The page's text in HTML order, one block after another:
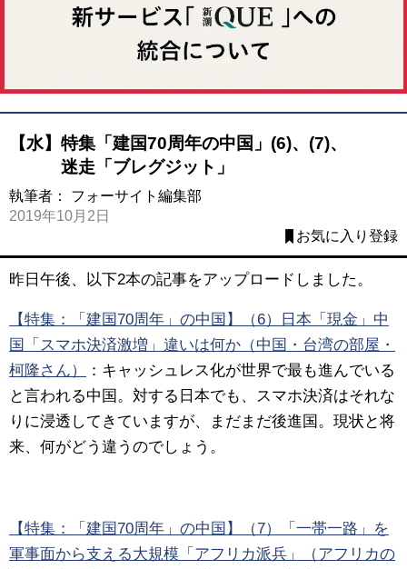
【水】特集「建国70周年の中国」(6)、(7)、
迷走「ブレグジット」
執筆者： フォーサイト編集部
2019年10月2日
お気に入り登録
昨日午後、以下2本の記事をアップロードしました。
【特集：「建国70周年」の中国】（6）日本「現金」中
国「スマホ決済激増」違いは何か（中国・台湾の部屋・
柯隆さん）
：キャッシュレス化が世界で最も進んでいる
と言われる中国。対する日本でも、スマホ決済はそれな
りに浸透してきていますが、まだまだ後進国。現状と将
来、何がどう違うのでしょう。
【特集：「建国70周年」の中国】（7）「一帯一路」を
軍事面から支える大規模「アフリカ派兵」（アフリカの